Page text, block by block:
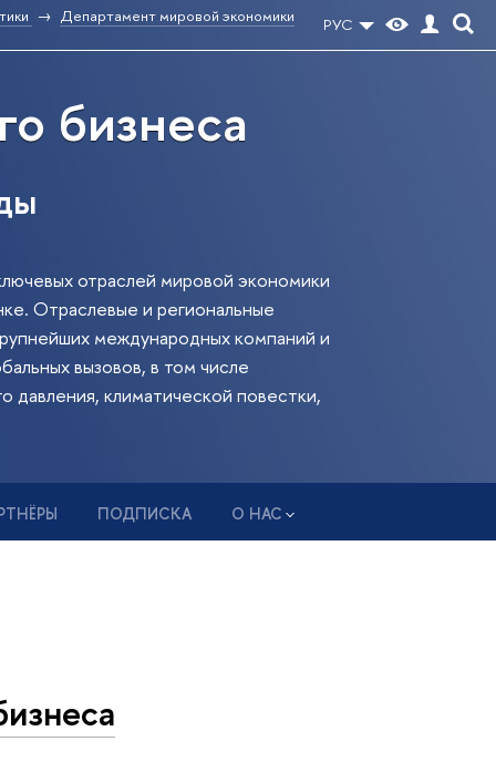
РУС
Департамент мировой экономики
бизнеса
отраслей мировой экономики
Отраслевые и региональные
международных компаний и
вызовов, в том числе
давления, климатической повестки,
ПОДПИСКА О НАС